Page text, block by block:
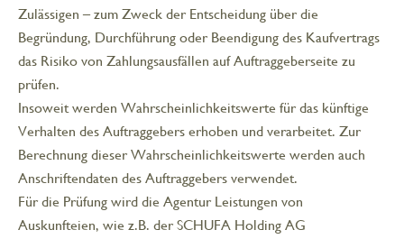
Zulässigen – zum Zweck der Entscheidung über die
Begründung, Durchführung oder Beendigung des Kaufvertrags
das Risiko von Zahlungsausfällen auf Auftraggeberseite zu
prüfen.
Insoweit werden Wahrscheinlichkeitswerte für das künftige
Verhalten des Auftraggebers erhoben und verarbeitet. Zur
Berechnung dieser Wahrscheinlichkeitswerte werden auch
Anschriftendaten des Auftraggebers verwendet.
Für die Prüfung wird die Agentur Leistungen von
Auskunfteien, wie z.B. der SCHUFA Holding AG